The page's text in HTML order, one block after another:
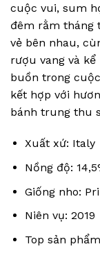
cuộc vui, sum
đêm rằm tháng
vẻ bên nhau,
rượu vang và
buồn trong
kết hợp với
bánh trung thu
Xuất xứ: Italy
Nồng độ:
Giống nho:
Niên vụ: 2019
Top sản